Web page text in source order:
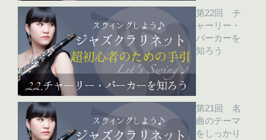
第22回 チ
ャーリー・
パーカーを
知ろう
第21回 名
曲のテーマ
をしっかり